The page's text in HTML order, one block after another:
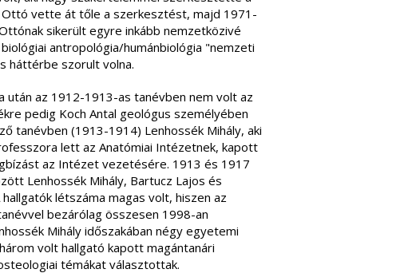
Ottó vette át tőle a szerkesztést, majd 1971-
sikerült egyre inkább nemzetközivé
antropológia/humánbiológia "nemzeti
háttérbe szorult volna.
az 1912-1913-as tanévben nem volt az
pedig Koch Antal geológus személyében
tanévben (1913-1914) Lenhossék Mihály, aki
lett az Anatómiai Intézetnek, kapott
az Intézet vezetésére. 1913 és 1917
Lenhossék Mihály, Bartucz Lajos és
létszáma magas volt, hiszen az
bezárólag összesen 1998-an
Mihály időszakában négy egyetemi
volt hallgató kapott magántanári
témákat választottak.